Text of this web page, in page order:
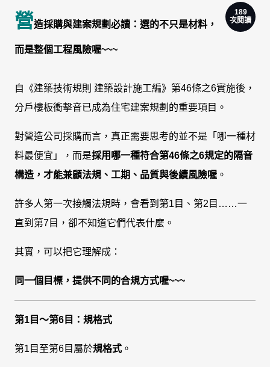
189
次閱讀
營造採購與建案規劃必讀：選的不只是材料，
而是整個工程風險喔~~~
自《建築技術規則 建築設計施工編》第46條之6實施後，
分戶樓板衝擊音已成為住宅建案規劃的重要項目。
對營造公司採購而言，真正需要思考的並不是「哪一種材
料最便宜」，而是採用哪一種符合第46條之6規定的隔音
構造，才能兼顧法規、工期、品質與後續風險喔 。
許多人第一次接觸法規時，會看到第1目、第2目……一
直到第7目，卻不知道它們代表什麼。
其實，可以把它理解成：
同一個目標，提供不同的合規方式喔~~~
第1目～第6目：規格式
第1目至第6目屬於規格式 。